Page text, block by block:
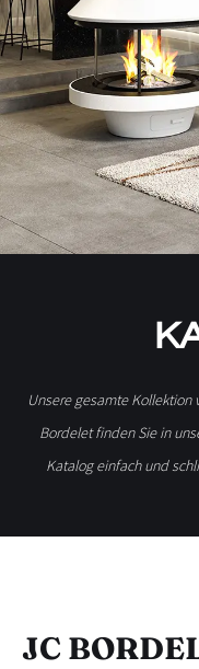
Unsere gesamte Kollektion
Bordelet finden Sie in
Katalog einfach und
JC